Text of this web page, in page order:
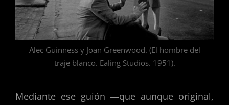
Alec Guinness y Joan Greenwood. (El hombre del
traje blanco. Ealing Studios. 1951).
Mediante ese guión —que aunque original,